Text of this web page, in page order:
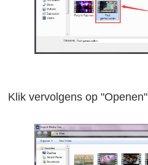
Klik vervolgens op